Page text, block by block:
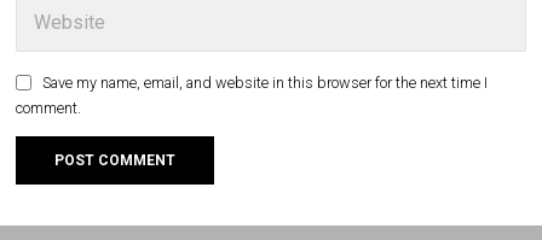
Save my name, email, and website in this browser for the next time I
comment.